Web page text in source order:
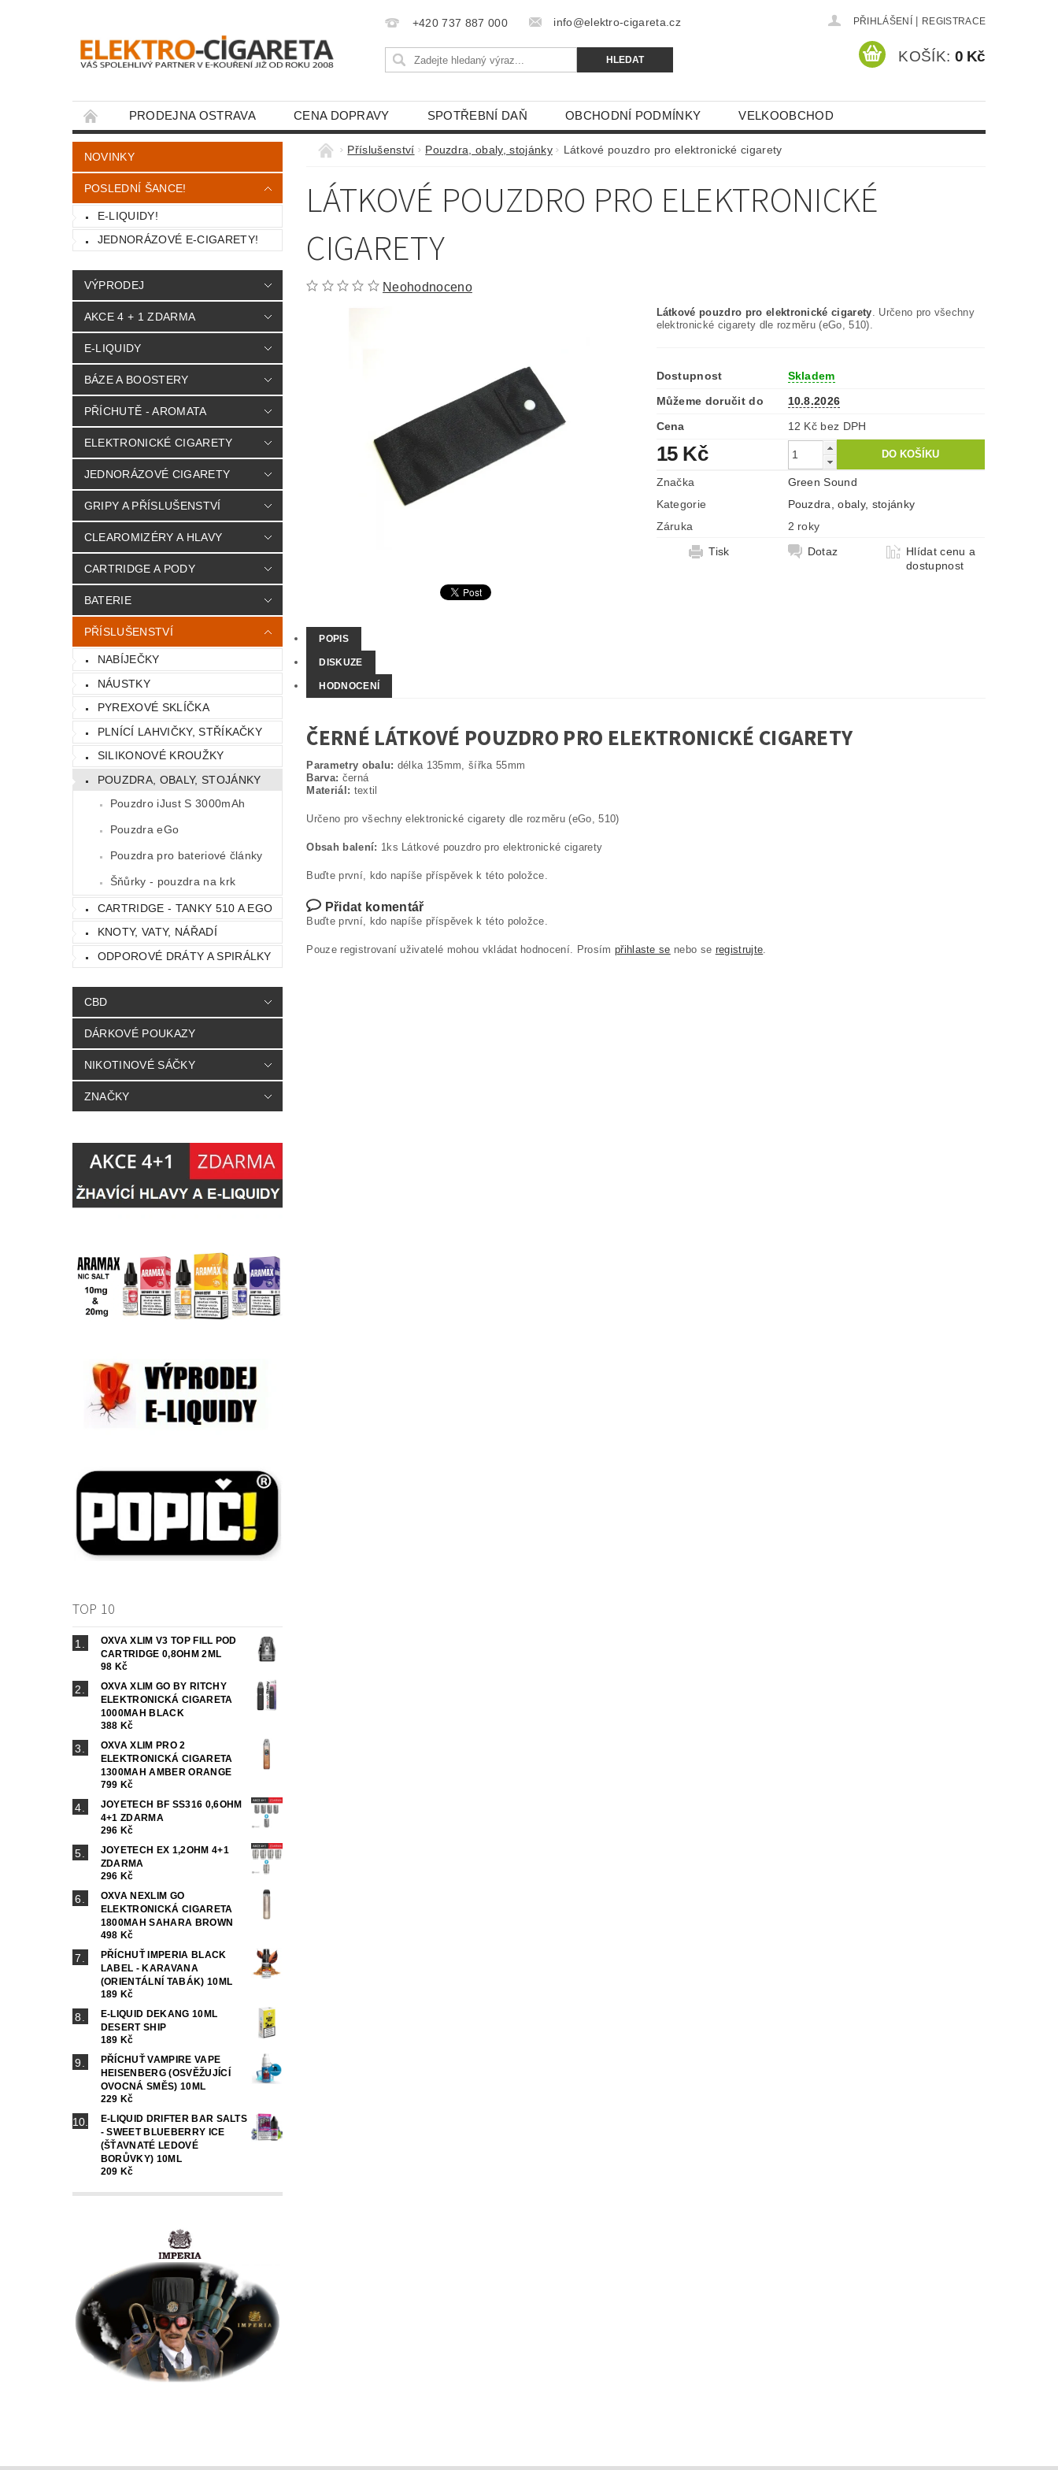
+420 737 887 000 info@elektro-cigareta.cz PŘIHLÁŠENÍ REGISTRACE
KOŠÍK: 0 Kč
PRODEJNA OSTRAVA CENA DOPRAVY SPOTŘEBNÍ DAŇ OBCHODNÍ PODMÍNKY VELKOOBCHOD
KONTAKTY
NOVINKY
POSLEDNÍ ŠANCE!
E-LIQUIDY!
JEDNORÁZOVÉ E-CIGARETY!
VÝPRODEJ
AKCE 4 + 1 ZDARMA
E-LIQUIDY
BÁZE A BOOSTERY
PŘÍCHUTĚ - AROMATA
ELEKTRONICKÉ CIGARETY
JEDNORÁZOVÉ CIGARETY
GRIPY A PŘÍSLUŠENSTVÍ
CLEAROMIZÉRY A HLAVY
CARTRIDGE A PODY
BATERIE
PŘÍSLUŠENSTVÍ
NABÍJEČKY
NÁUSTKY
PYREXOVÉ SKLÍČKA
PLNÍCÍ LAHVIČKY, STŘÍKAČKY
SILIKONOVÉ KROUŽKY
POUZDRA, OBALY, STOJÁNKY
Pouzdro iJust S 3000mAh
Pouzdra eGo
Pouzdra pro bateriové články
Šňůrky - pouzdra na krk
CARTRIDGE - TANKY 510 A EGO
KNOTY, VATY, NÁŘADÍ
ODPOROVÉ DRÁTY A SPIRÁLKY
CBD
DÁRKOVÉ POUKAZY
NIKOTINOVÉ SÁČKY
ZNAČKY
TOP 10
OXVA XLIM V3 TOP FILL POD
CARTRIDGE 0,8OHM 2ML
98 Kč
OXVA XLIM GO BY RITCHY
ELEKTRONICKÁ CIGARETA
1000MAH BLACK
388 Kč
OXVA XLIM PRO 2
ELEKTRONICKÁ CIGARETA
1300MAH AMBER ORANGE
799 Kč
JOYETECH BF SS316 0,6OHM
4+1 ZDARMA
296 Kč
JOYETECH EX 1,2OHM 4+1
ZDARMA
296 Kč
OXVA NEXLIM GO
ELEKTRONICKÁ CIGARETA
1800MAH SAHARA BROWN
498 Kč
PŘÍCHUŤ IMPERIA BLACK
LABEL - KARAVANA
(ORIENTÁLNÍ TABÁK) 10ML
189 Kč
E-LIQUID DEKANG 10ML
DESERT SHIP
189 Kč
PŘÍCHUŤ VAMPIRE VAPE
HEISENBERG (OSVĚŽUJÍCÍ
OVOCNÁ SMĚS) 10ML
229 Kč
E-LIQUID DRIFTER BAR SALTS
- SWEET BLUEBERRY ICE
(ŠŤAVNATÉ LEDOVÉ
BORŮVKY) 10ML
209 Kč
Příslušenství Pouzdra, obaly, stojánky Látkové pouzdro pro elektronické cigarety
LÁTKOVÉ POUZDRO PRO ELEKTRONICKÉ
CIGARETY
Neohodnoceno
Látkové pouzdro pro elektronické cigarety. Určeno pro všechny
elektronické cigarety dle rozměru (eGo, 510).
Dostupnost
Skladem
Můžeme doručit do
10.8.2026
Cena
12 Kč bez DPH
15 Kč
Značka
Green Sound
Kategorie
Pouzdra, obaly, stojánky
Záruka
2 roky
Tisk
Dotaz
Hlídat cenu a
dostupnost
POPIS
DISKUZE
HODNOCENÍ
ČERNÉ LÁTKOVÉ POUZDRO PRO ELEKTRONICKÉ CIGARETY
Parametry obalu: délka 135mm, šířka 55mm
Barva: černá
Materiál: textil
Určeno pro všechny elektronické cigarety dle rozměru (eGo, 510)
Obsah balení: 1ks Látkové pouzdro pro elektronické cigarety
Buďte první, kdo napíše příspěvek k této položce.
Přidat komentář
Buďte první, kdo napíše příspěvek k této položce.
Pouze registrovaní uživatelé mohou vkládat hodnocení. Prosím přihlaste se nebo se registrujte.